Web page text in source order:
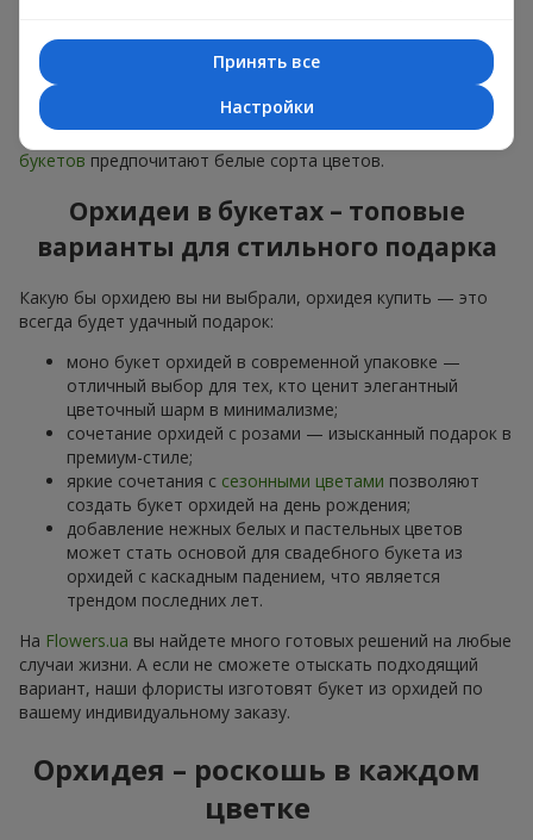
особого события: юбилеев,
даже
бизнес-поздравлений.
Для романтики выбирают нежную экзотику — букет из
орхидей в розовых и фиолетовых тонах. Длясвадебных
букетов предпочитают белые сорта цветов.
Орхидеи в букетах – топовые
варианты для стильного подарка
Какую бы орхидею вы ни выбрали, орхидея купить — это
всегда будет удачный подарок:
моно букет орхидей в современной упаковке —
отличный выбор для тех, кто ценит элегантный
цветочный шарм в минимализме;
сочетание орхидей с розами — изысканный подарок в
премиум-стиле;
яркие сочетания с сезонными цветами позволяют
создать букет орхидей на день рождения;
добавление нежных белых и пастельных цветов
может стать основой для свадебного букета из
орхидей с каскадным падением, что является
трендом последних лет.
На Flowers.ua вы найдете много готовых решений на любые
случаи жизни. А если не сможете отыскать подходящий
вариант, наши флористы изготовят букет из орхидей по
вашему индивидуальному заказу.
Орхидея – роскошь в каждом
цветке
Принять все
Настройки